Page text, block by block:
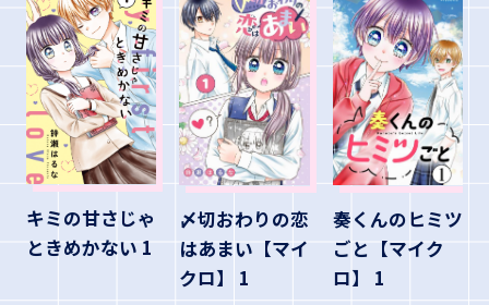
キミの甘さじゃ
ときめかない 1
〆切おわりの恋
はあまい【マイ
クロ】 1
奏くんのヒミツ
ごと【マイク
ロ】 1